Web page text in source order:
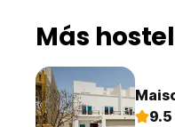
Más
9.5